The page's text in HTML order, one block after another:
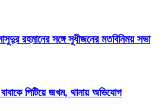
রহমানের সঙ্গে সুধীজনের মতবিনিময় সভা
পিটিয়ে জখম, থানায় অভিযোগ